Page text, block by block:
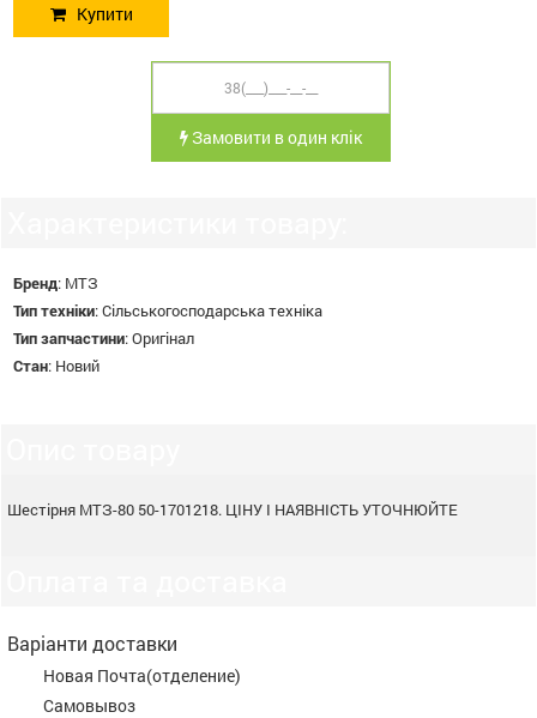
Купити
Замовити в один клік
Бренд: МТЗ
Тип техніки:Сільськогосподарська техніка
Тип запчастини:Оригінал
Стан: Новий
Шестірня МТЗ-80 50-1701218. ЦІНУ І НАЯВНІСТЬ УТОЧНЮЙТЕ
Варіанти доставки
Новая Почта(отделение)
Самовывоз